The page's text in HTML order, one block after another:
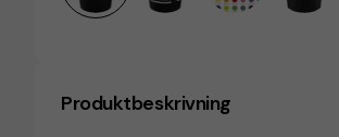
Produktbeskrivning